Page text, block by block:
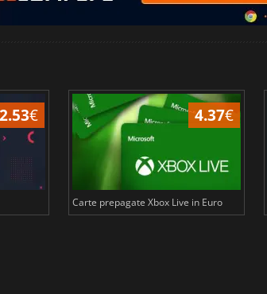
2.53€ 4.37€
Carte prepagate Xbox Live in Euro